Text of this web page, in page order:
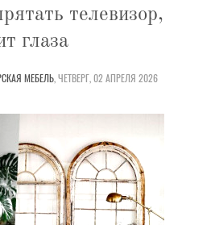
телевизор,
глаза
МЕБЕЛЬ,ЧЕТВЕРГ, 02 АПРЕЛЯ 2026